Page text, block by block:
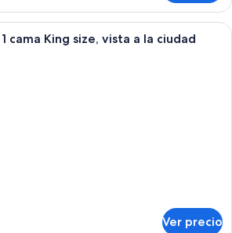
Habitación de hotel con una cama
cama King size, vista a la ciudad
Ver precio